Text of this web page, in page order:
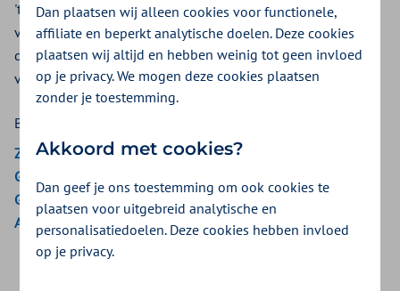
'tegen middelengebruik' van Gezondeboel is ontwikkeld
voor volwassenen, die willen stoppen met het gebruik van
diverse middelen. Bij Zilveren Kruis kunt u hiervoor een
vergoedingen vanuit sommige collectieve verzekeringen.
Bekijk de vergoedingen van:
ZieZo
Gemeenten Optimaal
Gemeente Amsterdam
Aon Vitaal
Dan plaatsen wij alleen cookies voor functionele,
affiliate en beperkt analytische doelen. Deze cookies
plaatsen wij altijd en hebben weinig tot geen invloed
op je privacy. We mogen deze cookies plaatsen
zonder je toestemming.
Akkoord met cookies?
Dan geef je ons toestemming om ook cookies te
plaatsen voor uitgebreid analytische en
personalisatiedoelen. Deze cookies hebben invloed
op je privacy.